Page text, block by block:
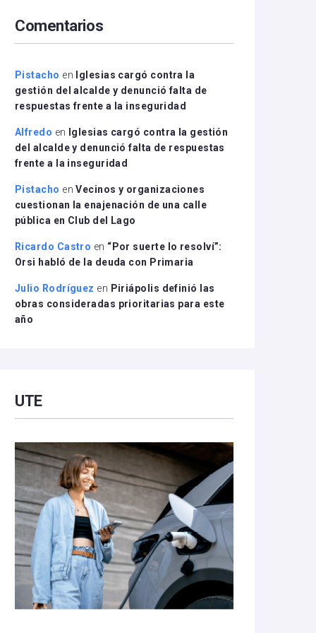
disminuir
el
Comentarios
Pistacho en
Iglesias cargó contra la
gestión del alcalde y denunció falta de
respuestas frente a la inseguridad
Alfredo en
Iglesias cargó contra la gestión
del alcalde y denunció falta de respuestas
frente a la inseguridad
Pistacho enVecinos y organizaciones
cuestionan la enajenación de una calle
pública en Club del Lago
Ricardo Castro en “Por suerte lo resolví”:
Orsi habló de la deuda con Primaria
Julio Rodríguez en Piriápolis definió las
obras consideradas prioritarias para este
año
UTE